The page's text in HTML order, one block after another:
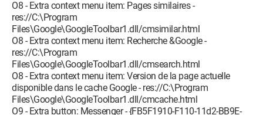
O8 - Extra context menu item: Pages similaires -
res://C:\Program
Files\Google\GoogleToolbar1.dll/cmsimilar.html
O8 - Extra context menu item: Recherche &Google -
res://C:\Program
Files\Google\GoogleToolbar1.dll/cmsearch.html
O8 - Extra context menu item: Version de la page actuelle
disponible dans le cache Google - res://C:\Program
Files\Google\GoogleToolbar1.dll/cmcache.html
O9 - Extra button: Messenger - {FB5F1910-F110-11d2-BB9E-